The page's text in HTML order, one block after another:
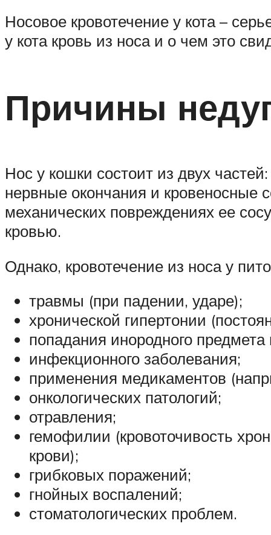
Носовое кровотечение у кота –
у кота кровь из носа и о чем это
Причины
Нос у кошки состоит из двух
нервные окончания и кровеносные
механических повреждениях ее
кровью.
Однако, кровотечение из носа у
травмы (при падении, ударе);
хронической гипертонии
попадания инородного
инфекционного заболевания;
применения медикаментов
онкологических патологий;
отравления;
гемофилии (кровоточивость
крови);
грибковых поражений;
гнойных воспалений;
стоматологических проблем.